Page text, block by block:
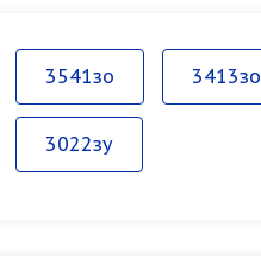
3541зо 3413зо
3022зу